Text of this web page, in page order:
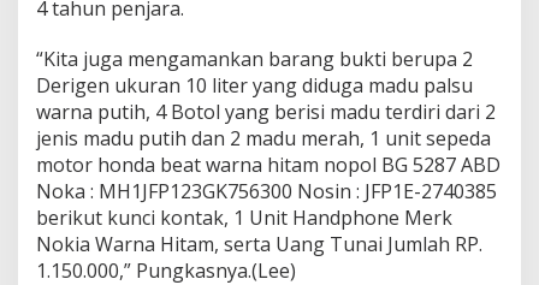
4 tahun penjara.
“Kita juga mengamankan barang bukti berupa 2
Derigen ukuran 10 liter yang diduga madu palsu
warna putih, 4 Botol yang berisi madu terdiri dari 2
jenis madu putih dan 2 madu merah, 1 unit sepeda
motor honda beat warna hitam nopol BG 5287 ABD
Noka : MH1JFP123GK756300 Nosin : JFP1E-2740385
berikut kunci kontak, 1 Unit Handphone Merk
Nokia Warna Hitam, serta Uang Tunai Jumlah RP.
1.150.000,” Pungkasnya.(Lee)